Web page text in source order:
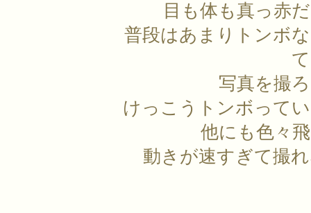
目も体も真っ赤
普段はあまりトンボ
写真を撮
けっこうトンボって
他にも色々
動きが速すぎて撮